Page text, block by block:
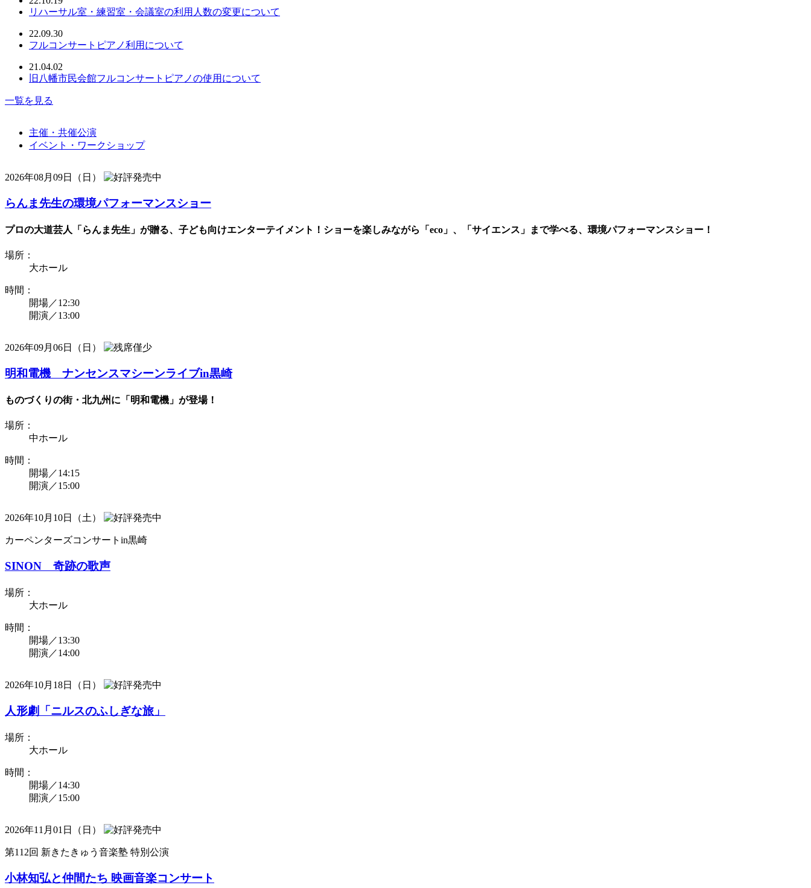
リハーサル室・練習室・会議室の利用人数の変更について
22.09.30
フルコンサートピアノ利用について
21.04.02
旧八幡市民会館フルコンサートピアノの使用について
一覧を見る
主催・共催公演
イベント・ワークショップ
2026年08月09日（日）
らんま先生の環境パフォーマンスショー
プロの大道芸人「らんま先生」が贈る、子ども向けエンターテイメント！ショーを楽しみながら「eco」、「サイエンス」まで学べる、環境パフォーマンスショー！
場所：
大ホール
時間：
開場／12:30
開演／13:00
2026年09月06日（日）
明和電機 ナンセンスマシーンライブin黒崎
ものづくりの街・北九州に「明和電機」が登場！
場所：
中ホール
時間：
開場／14:15
開演／15:00
2026年10月10日（土）
カーペンターズコンサートin黒崎
SINON 奇跡の歌声
場所：
大ホール
時間：
開場／13:30
開演／14:00
2026年10月18日（日）
人形劇「ニルスのふしぎな旅」
場所：
大ホール
時間：
開場／14:30
開演／15:00
2026年11月01日（日）
第112回 新きたきゅう音楽塾 特別公演
小林知弘と仲間たち 映画音楽コンサート